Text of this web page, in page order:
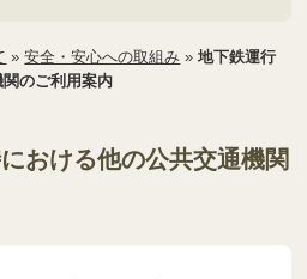
»安全・安心への取組み »地下鉄運行
のご利用案内
おける他の公共交通機関